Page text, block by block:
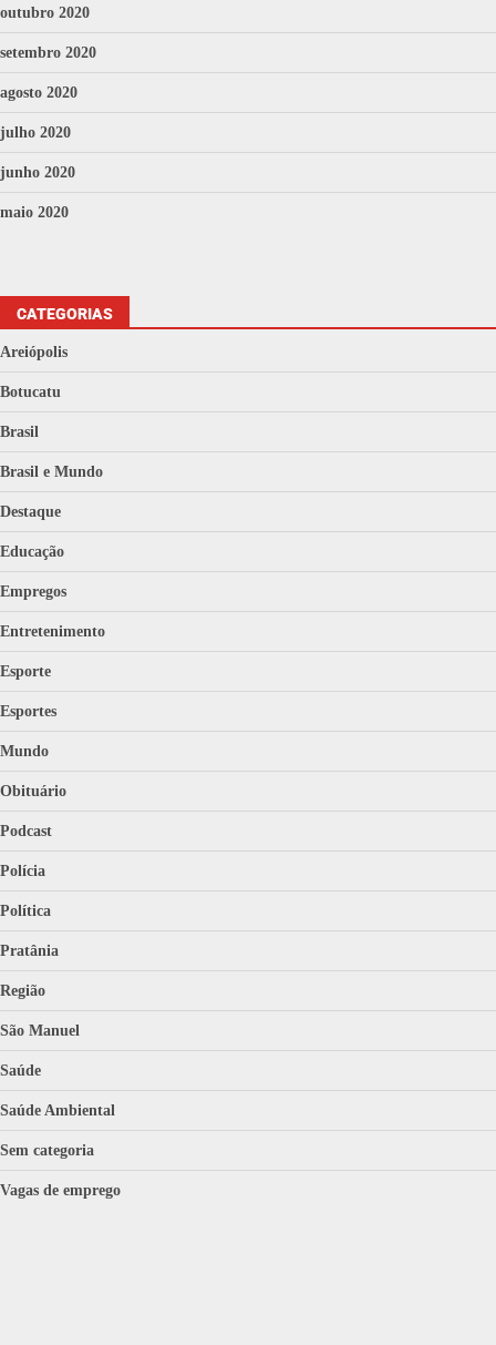
outubro 2020
setembro 2020
agosto 2020
julho 2020
junho 2020
maio 2020
CATEGORIAS
Areiópolis
Botucatu
Brasil
Brasil e Mundo
Destaque
Educação
Empregos
Entretenimento
Esporte
Esportes
Mundo
Obituário
Podcast
Polícia
Política
Pratânia
Região
São Manuel
Saúde
Saúde Ambiental
Sem categoria
Vagas de emprego